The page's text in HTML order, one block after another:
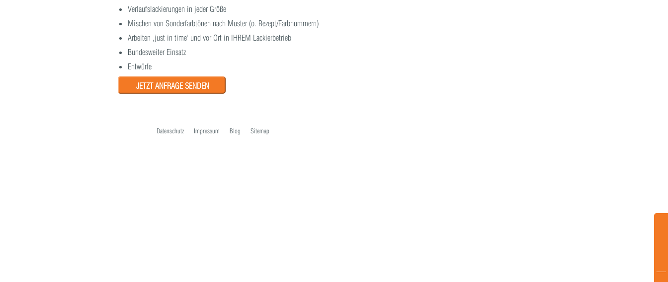
Verlaufslackierungen in jeder Größe
Mischen von Sonderfarbtönen nach Muster (o. Rezept/Farbnummern)
Arbeiten ‚just in time‘ und vor Ort in IHREM Lackierbetrieb
Bundesweiter Einsatz
Entwürfe
JETZT ANFRAGE SENDEN
Datenschutz Impressum Blog Sitemap